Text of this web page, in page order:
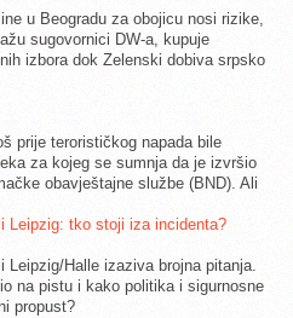
u Beogradu za obojicu nosi rizike,
sugovornici DW-a, kupuje
izbora dok Zelenski dobiva srpsko
prije terorističkog napada bile
za kojeg se sumnja da je izvršio
obavještajne službe (BND). Ali
Leipzig: tko stoji iza incidenta?
Leipzig/Halle izaziva brojna pitanja.
na pistu i kako politika i sigurnosne
propust?